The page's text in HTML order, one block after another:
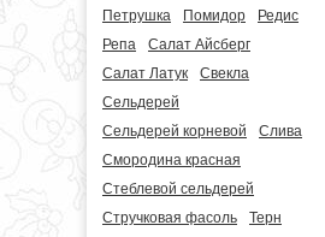
Петрушка
Помидор
Редис
Репа
Салат Айсберг
Салат Латук
Свекла
Сельдерей
Сельдерей корневой
Слива
Смородина красная
Стеблевой сельдерей
Стручковая фасоль
Терн